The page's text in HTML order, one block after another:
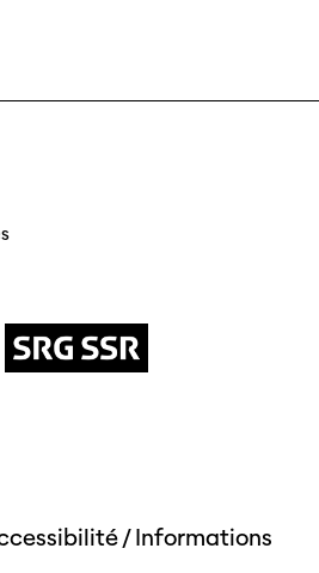
s'affiche pas de manière
Explorer. Veuillez
autre navigateur.
/Informations